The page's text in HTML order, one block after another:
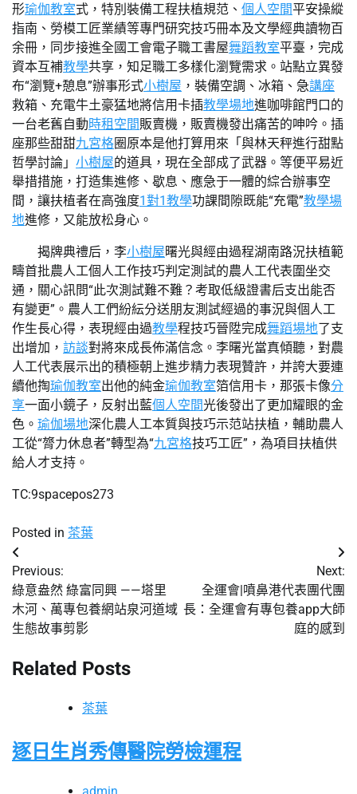
形瑜伽教室式，特別裝備工程扶植規范、 個人空間平安操縱
指南、勞模工匠業績等專門研究技巧冊本及文學經典讀物百
余冊，同步接進全國工會電子職工書屋舞蹈教室平臺，完成
資本互補教學共享，知足職工多樣化瀏覽需求。站點立異發
布“瀏覽+憩息”辦事形式小樹屋 ，裝備空調、冰箱、急講座
救箱、充電牛土豪猛地將信用卡插教學場地進咖啡館門口的
一台老舊自動時租空間販賣機，販賣機發出痛苦的呻吟。插
座那些甜甜九宮格圈原本是他打算用來「與林天秤進行甜點
哲學討論」 小樹屋的道具，現在全部成了武器。等便平易近
舉措措施，打造集進修、歇息、應急于一體的綜合辦事空
間，讓扶植者在高強度1對1教學功課間隙既能“充電”教學場
地進修，又能放松身心。
揭牌典禮后，李小樹屋曙光與經由過程湖南路況扶植範
疇首批農人工個人工作技巧判定測試的農人工代表圍坐交
通，關心訊問“此次測試難不難？考取低級證書后支出能否
有變更”。農人工們紛紜分送朋友測試經過的事況與個人工
作生長心得，表現經由過教學程技巧晉陞完成舞蹈場地了支
出增加， 訪談對將來成長佈滿信念。李曙光當真傾聽，對農
人工代表展示出的積極朝上進步精力表現贊許，并誇大要連
續他掏瑜伽教室出他的純金瑜伽教室箔信用卡，那張卡像分
享一面小鏡子，反射出藍個人空間光後發出了更加耀眼的金
色。 瑜伽場地深化農人工本質與技巧示范站扶植，輔助農人
工從“膂力休息者”轉型為“九宮格技巧工匠”，為項目扶植供
給人才支持。
TC:9spacepos273
Posted in 茶葉
文
章
導
覽
Previous:
綠意盎然 綠富同興 ——塔里
木河、萬專包養網站泉河道域
生態故事剪影
Next:
全運會|噴鼻港代表團代團
長：全運會有專包養app大師
庭的感到
Related Posts
茶葉
逐日生肖秀傳醫院勞檢運程
admin